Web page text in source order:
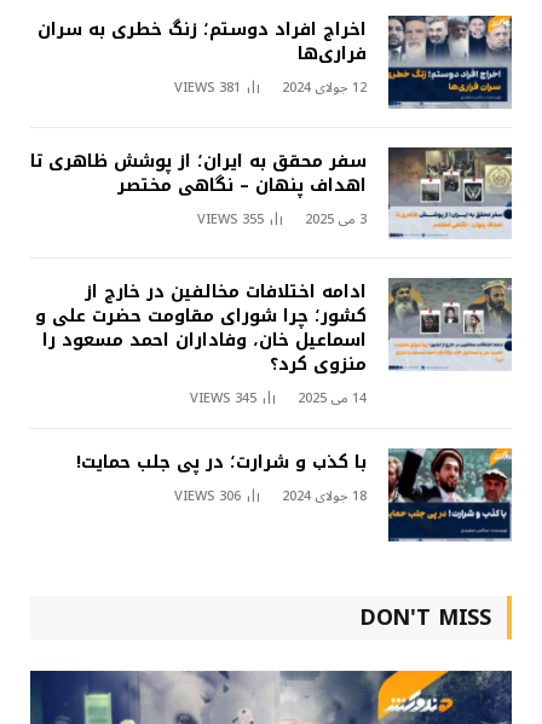
اخراج افراد دوستم؛ زنگ خطری به سران
فراری‌ها
12 جولای 2024 381
VIEWS
سفر محقق به ایران؛ از پوشش ظاهری تا
اهداف پنهان – نگاهی مختصر
3 می 2025 355
VIEWS
ادامه اختلافات مخالفین در خارج از
کشور؛ چرا شورای مقاومت حضرت علی و
اسماعیل خان، وفاداران احمد مسعود را
منزوی کرد؟
14 می 2025 345
VIEWS
با کذب و شرارت؛ در پی جلب حمایت!
18 جولای 2024 306
VIEWS
DON'T MISS